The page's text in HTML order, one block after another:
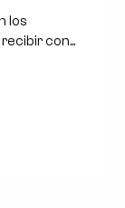
los
con...